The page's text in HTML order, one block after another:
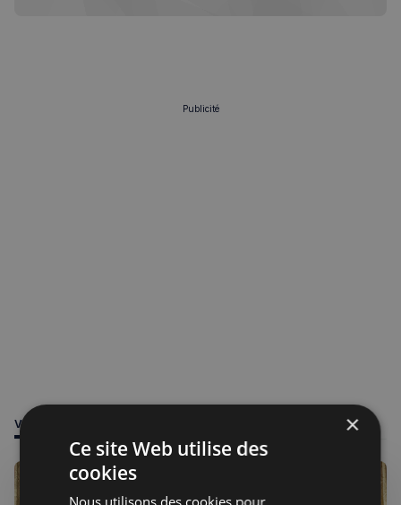
Publicité
VOUS POURRIEZ ÊTRE INTÉRESSÉ PAR ×
Ce site Web utilise des
cookies
Nous utilisons des cookies pour